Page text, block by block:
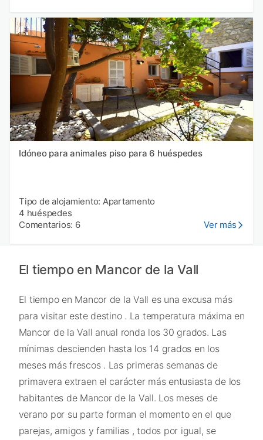
Idóneo para animales piso para 6 huéspedes
Tipo de alojamiento: Apartamento
4 huéspedes
Comentarios: 6
Ver más
El tiempo en Mancor de la Vall
El tiempo en Mancor de la Vall es una excusa más
para visitar este destino . La temperatura máxima en
Mancor de la Vall anual ronda los 30 grados. Las
mínimas descienden hasta los 14 grados en los
meses más frescos . Las primeras semanas de
primavera extraen el carácter más entusiasta de los
habitantes de Mancor de la Vall. Los meses de
verano por su parte forman el momento en el que
parejas, amigos y familias , todos por igual, se